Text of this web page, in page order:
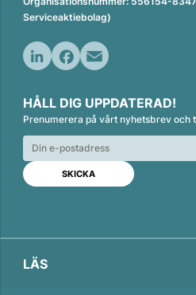
Serviceaktiebolag)
n
k
e
d
n
c
e
b
o
o
k
a
i
l
HÅLL DIG UPPDATERAD!
Prenumerera på vårt nyhetsbrev och
LÄS